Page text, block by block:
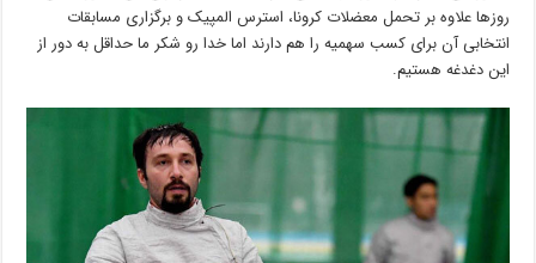
روزها علاوه بر تحمل معضلات کرونا، استرس المپیک و برگزاری مسابقات
انتخابی آن برای کسب سهمیه را هم دارند اما خدا رو شکر ما حداقل به دور از
این دغدغه هستیم.